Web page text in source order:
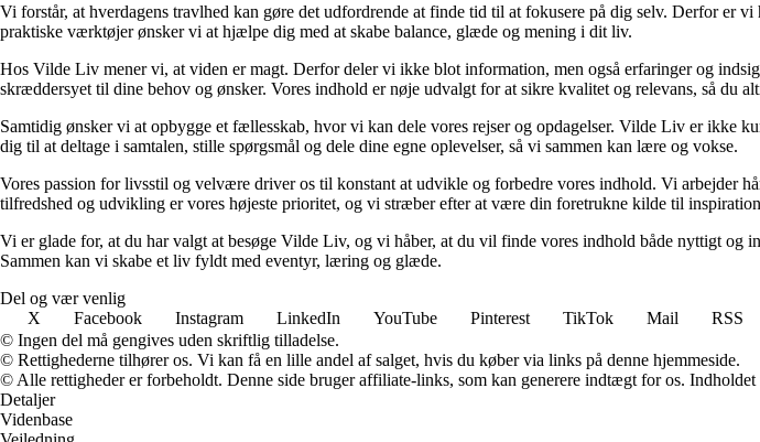
Vi forstår, at hverdagens travlhed kan gøre det udfordrende at finde tid til at fokusere på dig selv. Derfor er
praktiske værktøjer ønsker vi at hjælpe dig med at skabe balance, glæde og mening i dit liv.
Hos Vilde Liv mener vi, at viden er magt. Derfor deler vi ikke blot information, men også erfaringer og
skræddersyet til dine behov og ønsker. Vores indhold er nøje udvalgt for at sikre kvalitet og relevans, så du
Samtidig ønsker vi at opbygge et fællesskab, hvor vi kan dele vores rejser og opdagelser. Vilde Liv er ikke
dig til at deltage i samtalen, stille spørgsmål og dele dine egne oplevelser, så vi sammen kan lære og vokse.
Vores passion for livsstil og velvære driver os til konstant at udvikle og forbedre vores indhold. Vi arbejder
tilfredshed og udvikling er vores højeste prioritet, og vi stræber efter at være din foretrukne kilde til
Vi er glade for, at du har valgt at besøge Vilde Liv, og vi håber, at du vil finde vores indhold både nyttigt
Sammen kan vi skabe et liv fyldt med eventyr, læring og glæde.
Del og vær venlig
X
Facebook Instagram LinkedIn YouTube Pinterest TikTok Mail
RSS
© Ingen del må gengives uden skriftlig tilladelse.
© Rettighederne tilhører os. Vi kan få en lille andel af salget, hvis du køber via links på denne hjemmeside.
© Alle rettigheder er forbeholdt. Denne side bruger affiliate-links, som kan generere indtægt for os.
Detaljer
Videnbase